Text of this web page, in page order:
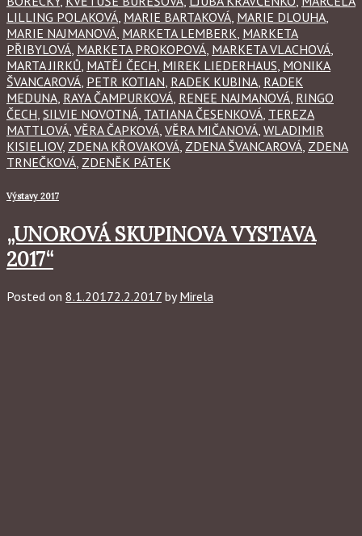
LILLING POLAKOVÁ MARIE BARTAKOVÁ MARIE DLOUHA
MARIE NAJMANOVÁ MARKETA LEMBERK MARKETA
PŘIBYLOVÁ MARKETA PROKOPOVÁ MARKETA VLACHOVÁ
MARTA JIRKŮ MATĚJ ČECH MIREK LIEDERHAUS MONIKA
ŠVANCAROVÁ PETR KOTIAN RADEK KUBINA RADEK
MEDUNA RAYA ČAMPURKOVÁ RENEE NAJMANOVÁ RINGO
ČECH SILVIE NOVOTNÁ TATIANA ČESENKOVÁ TEREZA
MATTLOVÁ VĚRA ČAPKOVÁ VĚRA MIČANOVÁ WLADIMIR
KISIELIOV, ZDENA KŘOVAKOVÁ ZDENA ŠVANCAROVÁ ZDENA
TRNEČKOVÁ ZDENĚK PÁTEK
Výstavy 2017
„UNOROVÁ SKUPINOVA VYSTAVA
2017“
Posted on 8.1.20172.2.2017 byMirela